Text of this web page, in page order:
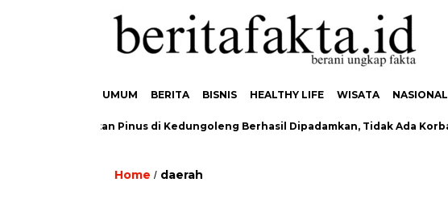
UMUM BERITA BISNIS HEALTHY LIFE WISATA NASIONAL
Hutan Pinus di Kedungoleng Berhasil Dipadamkan, Tidak Ada Korban
Home / daerah